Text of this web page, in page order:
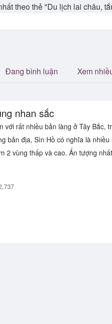
theo thẻ "Du lịch lai châu,
Đang bình luận Xem
nhan sắc
với rất nhiều bản làng ở Tây Bắc,
bản địa, Sìn Hồ có nghĩa là nhiều
2 vùng thấp và cao. Ấn tượng